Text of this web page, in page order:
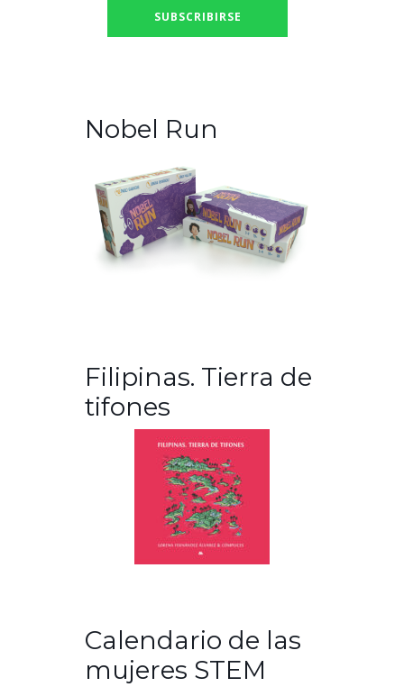
Nobel Run
Filipinas. Tierra de
tifones
Calendario de las
mujeres STEM